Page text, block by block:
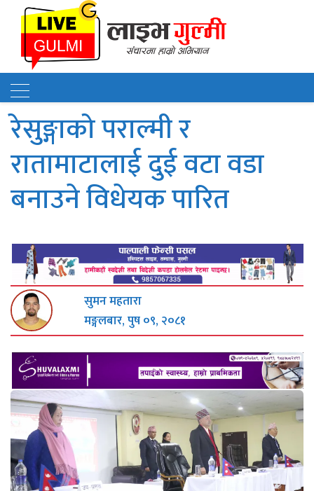
रेसुङ्गाको पराल्मी र
रातामाटालाई दुई वटा वडा
बनाउने विधेयक पारित
सुमन महतारा
मङ्गलबार, पुष ०९, २०८१